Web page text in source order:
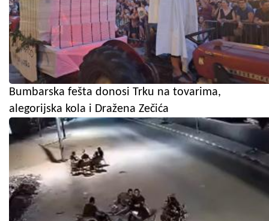
Bumbarska fešta donosi Trku na tovarima,
alegorijska kola i Dražena Zečića